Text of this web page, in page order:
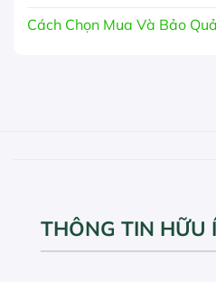
Cách Chọn Mua Và Bảo
THÔNG TIN HỮU